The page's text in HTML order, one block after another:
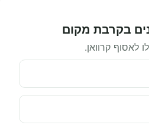
בקרבת מקום
לאסוף קרוואן.